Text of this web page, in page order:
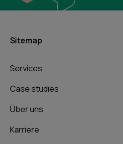
Sitemap
Services
Case studies
Über uns
Karriere